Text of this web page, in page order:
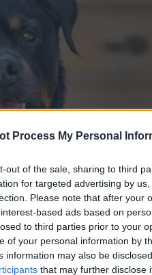
Process My Personal
out of the sale, sharing to third
for targeted advertising by
Please note that after your
based ads based on
to third parties prior to your
of your personal information by
information may also be
that may further disclose